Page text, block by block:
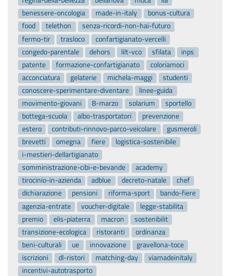
benessere-oncologia
made-in-italy
bonus-cultura
food
telethon
senza-ricordi-non-hai-futuro
fermo-tir
trasloco
confartigianato-vercelli
congedo-parentale
dehors lilt-vco sfilata
inps
patente
formazione-confartigianato
coloriamoci
acconciatura
gelaterie michela-maggi
studenti
conoscere-sperimentare-diventare
linee-guida
movimento-giovani
8-marzo solarium
sportello
bottega-scuola
albo-trasportatori
prevenzione
estero
contributi-rinnovo-parco-veicolare
gusmeroli
brevetti
omegna fiere
logistica-sostenibile
i-mestieri-dellartigianato
somministrazione-cibi-e-bevande
academy
tirocinio-in-azienda
adblue decreto-natale
chef
dichiarazione
pensioni riforma-sport
bando-fiere
agenzia-entrate
voucher-digitale
legge-stabilita
premio
elis-piaterra macron
sostenibilit
transizione-ecologica
ristoranti
ordinanza
beni-culturali
ue innovazione
gravellona-toce
iscrizioni
dl-ristori matching-day
viamadeinitaly
incentivi-autotrasporto